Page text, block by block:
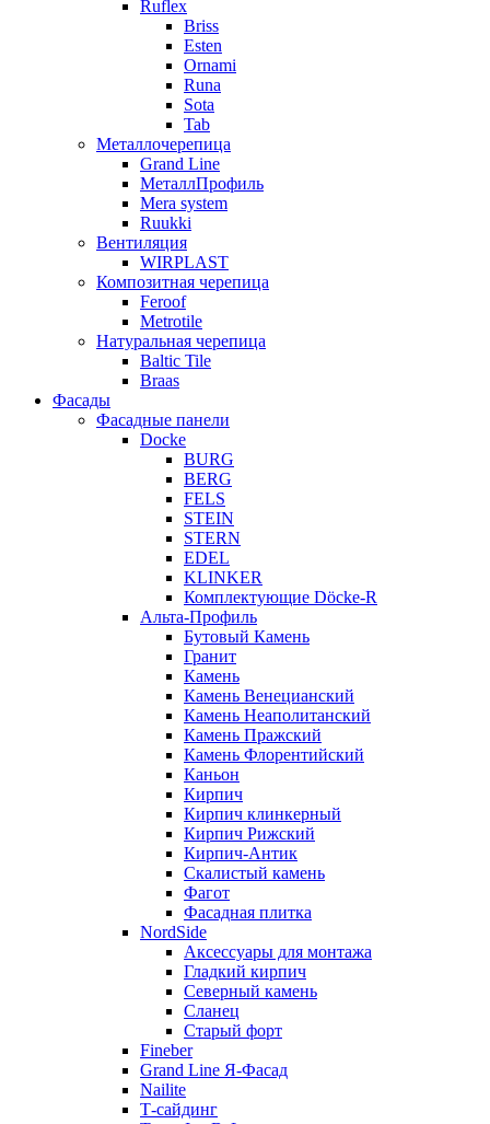
Ruflex
Briss
Esten
Ornami
Runa
Sota
Tab
Металлочерепица
Grand Line
МеталлПрофиль
Mera system
Ruukki
Вентиляция
WIRPLAST
Композитная черепица
Feroof
Metrotile
Натуральная черепица
Baltic Tile
Braas
Фасады
Фасадные панели
Docke
BURG
BERG
FELS
STEIN
STERN
EDEL
KLINKER
Комплектующие Döcke-R
Альта-Профиль
Бутовый Камень
Гранит
Камень
Камень Венецианский
Камень Неаполитанский
Камень Пражский
Камень Флорентийский
Каньон
Кирпич
Кирпич клинкерный
Кирпич Рижский
Кирпич-Антик
Скалистый камень
Фагот
Фасадная плитка
NordSide
Аксессуары для монтажа
Гладкий кирпич
Северный камень
Сланец
Старый форт
Fineber
Grand Line Я-Фасад
Nailite
Т-сайдинг